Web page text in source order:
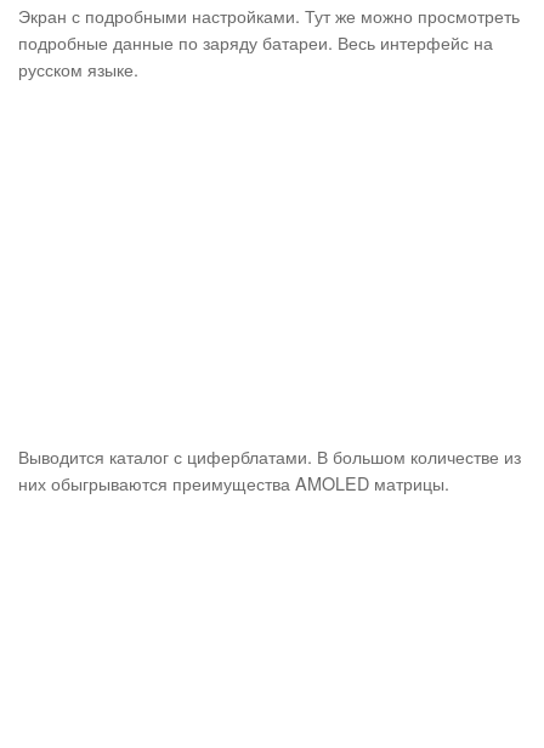
Экран с подробными настройками. Тут же можно просмотреть
подробные данные по заряду батареи. Весь интерфейс на
русском языке.
Выводится каталог с циферблатами. В большом количестве из
них обыгрываются преимущества AMOLED матрицы.